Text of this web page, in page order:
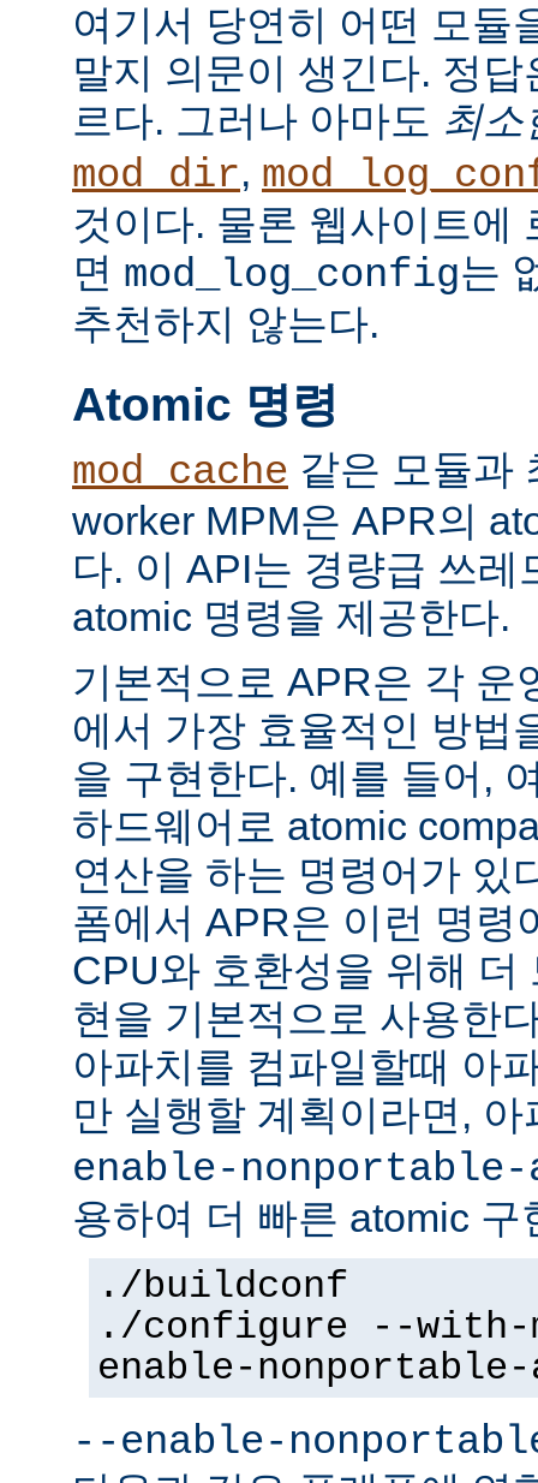
여기서 당연히 어떤 모듈
말지 의문이 생긴다. 정
르다. 그러나 아마도 최소
mod_dir,
것이다. 물론 웹사이트에
면 mod_log_config는
추천하지 않는다.
Atomic 명령
mod_cache 같은 모듈과
worker MPM은 APR의
다. 이 API는 경량급 쓰레
atomic 명령을 제공한다.
기본적으로 APR은 각 운
에서 가장 효율적인 방법
을 구현한다. 예를 들어,
하드웨어로 atomic
연산을 하는 명령어가 있
폼에서 APR은 이런 명령
CPU와 호환성을 위해 더
현을 기본적으로 사용한
아파치를 컴파일할때 아
만 실행할 계획이라면,
enable-nonportable-
용하여 더 빠른 atomic
./buildconf
./configure --with-
enable-nonportable-
--enable-